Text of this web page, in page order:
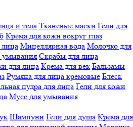
и тела Тканевые маски Гели для
Крема для кожи вокруг глаз
Мицеллярная вода Молочко для
умывания Скрабы для лица
для лица Крема для век Бальзамы
Румяна для лица кремовые Блеск
пудра для лица Гели для кожи
Мусс для умывания
Шампуни Гели для душа Крема для